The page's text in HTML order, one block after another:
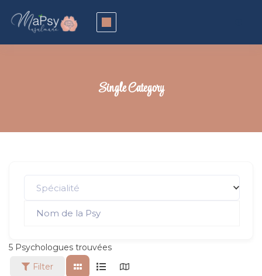
Single Category
Spécialité
5 Psychologues trouvées
Filter